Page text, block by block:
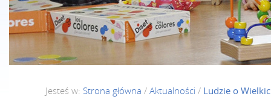
Jesteś w: Strona główna / Aktualności / Ludzie o